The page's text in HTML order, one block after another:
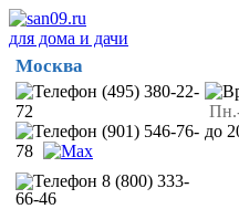
для дома и дачи
Москва
(495) 380-22-
72
(901) 546-76-
78
8 (800) 333-
66-46
до